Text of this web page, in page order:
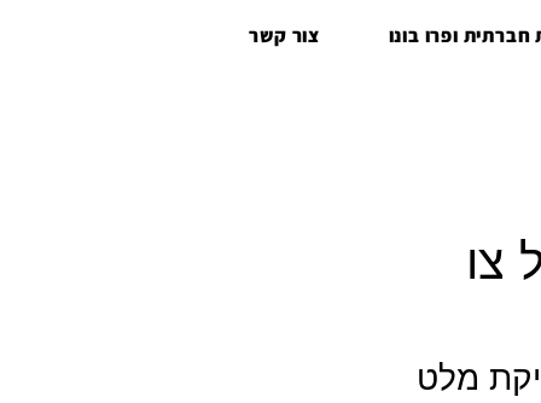
צור קשר חברתית ופרו בונו
צו
מלט